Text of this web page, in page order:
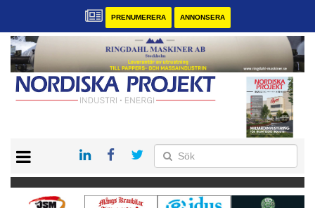
PRENUMERERA ANNONSERA
KONTAKT